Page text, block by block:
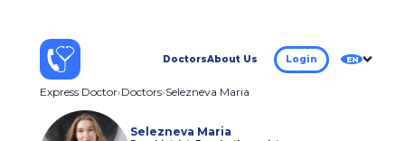
DoctorsAbout Us Login EN
Express Doctor Doctors Selezneva Maria
Selezneva Maria